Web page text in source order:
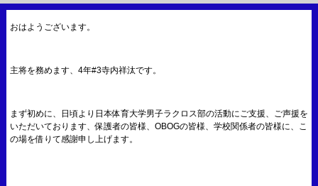
おはようございます。
主将を務めます、4年#3寺内祥汰です。
まず初めに、日頃より日本体育大学男子ラクロス部の活動にご支援、ご声援を
いただいております、保護者の皆様、OBOGの皆様、学校関係者の皆様に、こ
の場を借りて感謝申し上げます。